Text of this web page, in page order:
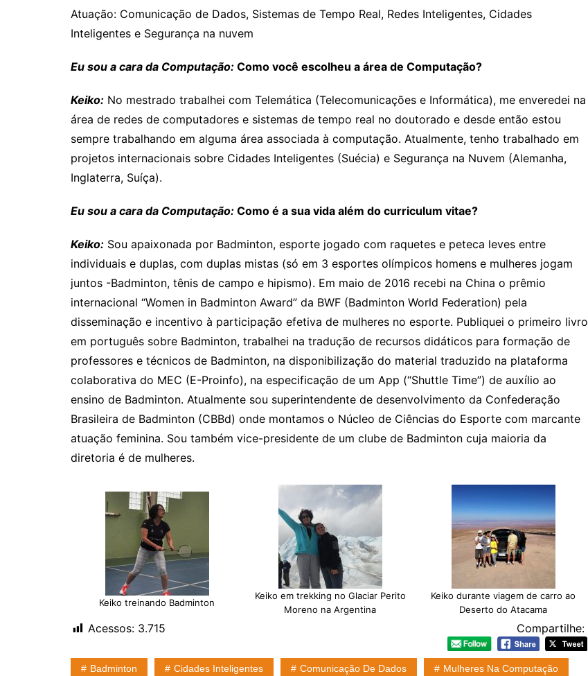
Atuação: Comunicação de Dados, Sistemas de Tempo Real, Redes Inteligentes, Cidades
Inteligentes e Segurança na nuvem
Eu sou a cara da Computação: Como você escolheu a área de Computação?
Keiko: No mestrado trabalhei com Telemática (Telecomunicações e Informática), me enveredei na
área de redes de computadores e sistemas de tempo real no doutorado e desde então estou
sempre trabalhando em alguma área associada à computação. Atualmente, tenho trabalhado em
projetos internacionais sobre Cidades Inteligentes (Suécia) e Segurança na Nuvem (Alemanha,
Inglaterra, Suíça).
Eu sou a cara da Computação: Como é a sua vida além do curriculum vitae?
Keiko: Sou apaixonada por Badminton, esporte jogado com raquetes e peteca leves entre
individuais e duplas, com duplas mistas (só em 3 esportes olímpicos homens e mulheres jogam
juntos -Badminton, tênis de campo e hipismo). Em maio de 2016 recebi na China o prêmio
internacional “Women in Badminton Award” da BWF (Badminton World Federation) pela
disseminação e incentivo à participação efetiva de mulheres no esporte. Publiquei o primeiro livro
em português sobre Badminton, trabalhei na tradução de recursos didáticos para formação de
professores e técnicos de Badminton, na disponibilização do material traduzido na plataforma
colaborativa do MEC (E-Proinfo), na especificação de um App (“Shuttle Time”) de auxílio ao
ensino de Badminton. Atualmente sou superintendente de desenvolvimento da Confederação
Brasileira de Badminton (CBBd) onde montamos o Núcleo de Ciências do Esporte com marcante
atuação feminina. Sou também vice-presidente de um clube de Badminton cuja maioria da
diretoria é de mulheres.
Keiko treinando Badminton
Keiko em trekking no Glaciar Perito
Moreno na Argentina
Keiko durante viagem de carro ao
Deserto do Atacama
Compartilhe:
Acessos: 3.715
Badminton Cidades Inteligentes Comunicação De Dados Mulheres Na Computação